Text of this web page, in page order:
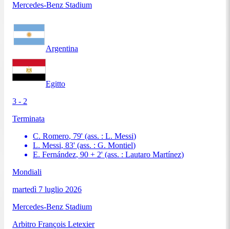
Mercedes-Benz Stadium
Argentina
Egitto
3 - 2
Terminata
C. Romero, 79' (ass. : L. Messi)
L. Messi, 83' (ass. : G. Montiel)
E. Fernández, 90 + 2' (ass. : Lautaro Martínez)
Mondiali
martedì 7 luglio 2026
Mercedes-Benz Stadium
Arbitro François Letexier